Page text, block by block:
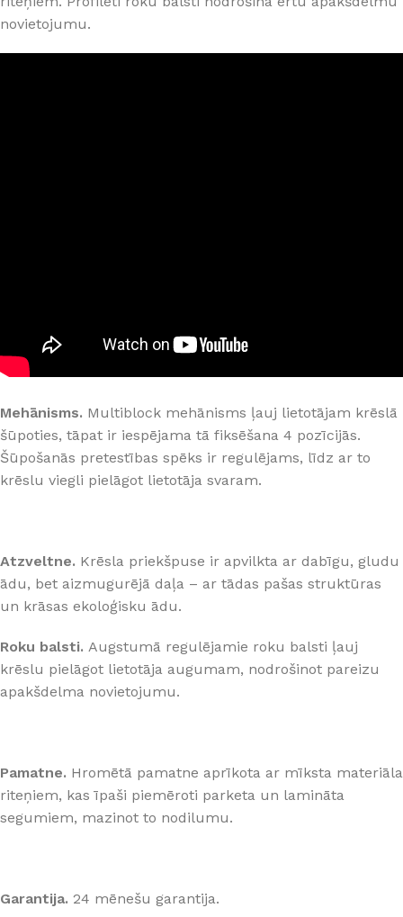
novietojumu.
Mehānisms. Multiblock mehānisms ļauj lietotājam krēslā
šūpoties, tāpat ir iespējama tā fiksēšana 4 pozīcijās.
Šūpošanās pretestības spēks ir regulējams, līdz ar to
krēslu viegli pielāgot lietotāja svaram.
Atzveltne. Krēsla priekšpuse ir apvilkta ar dabīgu, gludu
ādu, bet aizmugurējā daļa – ar tādas pašas struktūras
un krāsas ekoloģisku ādu.
Roku balsti. Augstumā regulējamie roku balsti ļauj
krēslu pielāgot lietotāja augumam, nodrošinot pareizu
apakšdelma novietojumu.
Pamatne. Hromētā pamatne aprīkota ar mīksta materiāla
riteņiem, kas īpaši piemēroti parketa un lamināta
segumiem, mazinot to nodilumu.
Garantija. 24 mēnešu garantija.